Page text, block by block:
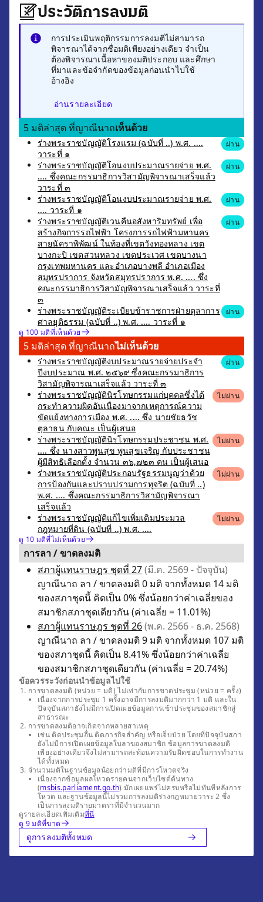
ประวัติการลงมติ
การประเมินพฤติกรรมการลงมติไม่สามารถ
พิจารณาได้จากชื่อมติเพียงอย่างเดียว จำเป็น
ต้องพิจารณาเนื้อหาของมติประกอบ และศึกษา
ที่มาและข้อจำกัดของข้อมูลก่อนนำไปใช้
อ้างอิง
อ่านรายละเอียด
5 มติล่าสุด ที่ญาณีนาถเห็นด้วย
ร่างพระราชบัญญัติโรงแรม (ฉบับที่ ..) พ.ศ. ....
วาระที่ ๑
ผ่าน
ร่างพระราชบัญญัติโอนงบประมาณรายจ่าย พ.ศ.
.... ซึ่งคณะกรรมาธิการวิสามัญพิจารณาเสร็จแล้ว
วาระที่ ๓
ผ่าน
ร่างพระราชบัญญัติโอนงบประมาณรายจ่าย พ.ศ.
.... วาระที่ ๑
ผ่าน
ร่างพระราชบัญญัติเวนคืนอสังหาริมทรัพย์ เพื่อ
สร้างกิจการรถไฟฟ้า โครงการรถไฟฟ้ามหานคร
สายนัคราพิพัฒน์ ในท้องที่เขตวังทองหลาง เขต
บางกะปิ เขตสวนหลวง เขตประเวศ เขตบางนา
กรุงเทพมหานคร และอำเภอบางพลี อำเภอเมือง
สมุทรปราการ จังหวัดสมุทรปราการ พ.ศ. .... ซึ่ง
คณะกรรมาธิการวิสามัญพิจารณาเสร็จแล้ว วาระที่
๓
ผ่าน
ร่างพระราชบัญญัติระเบียบข้าราชการฝ่ายตุลาการ
ศาลยุติธรรม (ฉบับที่ ..) พ.ศ. .... วาระที่ ๑
ผ่าน
ดู 100 มติที่เห็นด้วย
5 มติล่าสุด ที่ญาณีนาถไม่เห็นด้วย
ร่างพระราชบัญญัติงบประมาณรายจ่ายประจำ
ปีงบประมาณ พ.ศ. ๒๕๖๙ ซึ่งคณะกรรมาธิการ
วิสามัญพิจารณาเสร็จแล้ว วาระที่ ๓
ผ่าน
ร่างพระราชบัญญัตินิรโทษกรรมแก่บุคคลซึ่งได้
กระทำความผิดอันเนื่องมาจากเหตุการณ์ความ
ขัดแย้งทางการเมือง พ.ศ. .... ซึ่ง นายชัยธวัช
ตุลาธน กับคณะ เป็นผู้เสนอ
ไม่ผ่าน
ร่างพระราชบัญญัตินิรโทษกรรมประชาชน พ.ศ.
.... ซึ่ง นางสาวพูนสุข พูนสุขเจริญ กับประชาชน
ผู้มีสิทธิเลือกตั้ง จำนวน ๓๖,๗๒๓ คน เป็นผู้เสนอ
ไม่ผ่าน
ร่างพระราชบัญญัติประกอบรัฐธรรมนูญว่าด้วย
การป้องกันและปราบปรามการทุจริต (ฉบับที่ ..)
พ.ศ. .... ซึ่งคณะกรรมาธิการวิสามัญพิจารณา
เสร็จแล้ว
ไม่ผ่าน
ร่างพระราชบัญญัติแก้ไขเพิ่มเติมประมวล
กฎหมายที่ดิน (ฉบับที่ ..) พ.ศ. ....
ไม่ผ่าน
ดู 10 มติที่ไม่เห็นด้วย
การลา / ขาดลงมติ
สภาผู้แทนราษฎร ชุดที่ 27(มี.ค. 2569 - ปัจจุบัน)
ญาณีนาถ ลา / ขาดลงมติ 0 มติ จากทั้งหมด 14 มติ
ของสภาชุดนี้ คิดเป็น 0% ซึ่งน้อยกว่าค่าเฉลี่ยของ
สมาชิกสภาชุดเดียวกัน (ค่าเฉลี่ย = 11.01%)
สภาผู้แทนราษฎร ชุดที่ 26(พ.ค. 2566 - ธ.ค. 2568)
ญาณีนาถ ลา / ขาดลงมติ 9 มติ จากทั้งหมด 107 มติ
ของสภาชุดนี้ คิดเป็น 8.41% ซึ่งน้อยกว่าค่าเฉลี่ย
ของสมาชิกสภาชุดเดียวกัน (ค่าเฉลี่ย = 20.74%)
ข้อควรระวังก่อนนำข้อมูลไปใช้
การขาดลงมติ (หน่วย = มติ) ไม่เท่ากับการขาดประชุม (หน่วย = ครั้ง)
เนื่องจากการประชุม 1 ครั้งอาจมีการลงมติมากกว่า 1 มติ และใน
ปัจจุบันสภายังไม่มีการเปิดเผยข้อมูลการเข้าประชุมของสมาชิกสู่
สาธารณะ
การขาดลงมติอาจเกิดจากหลายสาเหตุ
เช่น ติดประชุมอื่น ติดภารกิจสำคัญ หรือเจ็บป่วย โดยที่ปัจจุบันสภา
ยังไม่มีการเปิดเผยข้อมูลใบลาของสมาชิก ข้อมูลการขาดลงมติ
เพียงอย่างเดียวจึงไม่สามารถสะท้อนความรับผิดชอบในการทำงาน
ได้ทั้งหมด
จำนวนมติในฐานข้อมูลน้อยกว่ามติที่มีการโหวตจริง
เนื่องจากข้อมูลผลโหวตรายคนจากเว็บไซต์ต้นทาง
(msbis.parliament.go.th) มักเผยแพร่ไม่ครบหรือไม่ทันทีหลังการ
โหวต และฐานข้อมูลนี้ไม่รวมการลงมติร่างกฎหมายวาระ 2 ซึ่ง
เป็นการลงมติรายมาตราที่มีจำนวนมาก
ดูรายละเอียดเพิ่มเติมที่นี่
ดู 9 มติที่ขาด
ดูการลงมติทั้งหมด